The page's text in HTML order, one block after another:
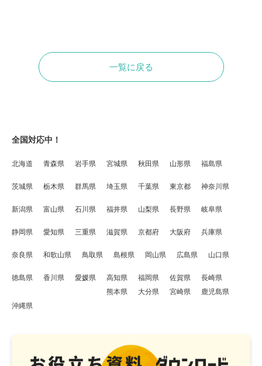
一覧に戻る
全国対応中！
北海道 青森県 岩手県 宮城県 秋田県 山形県 福島県
茨城県 栃木県 群馬県 埼玉県 千葉県 東京都 神奈川県
新潟県 富山県 石川県 福井県 山梨県 長野県 岐阜県
静岡県 愛知県 三重県 滋賀県 京都府 大阪府 兵庫県
奈良県 和歌山県 鳥取県 島根県 岡山県 広島県 山口県
徳島県 香川県 愛媛県 高知県 福岡県 佐賀県
長崎県
熊本県
大分県 宮崎県
鹿児島県
沖縄県